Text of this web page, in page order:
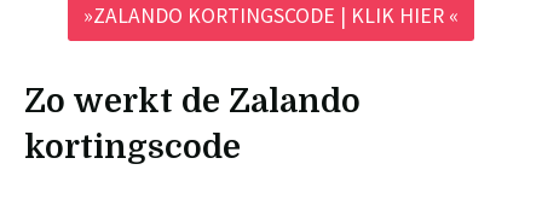
»ZALANDO KORTINGSCODE | KLIK HIER «
Zo werkt de Zalando
kortingscode